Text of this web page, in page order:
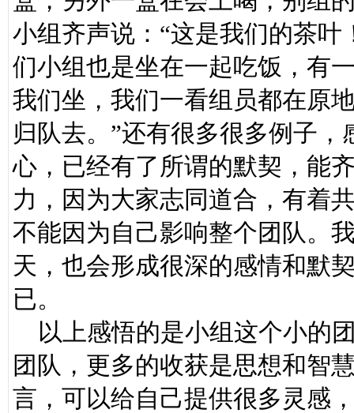
小组齐声说：“这是我们的茶
们小组也是坐在一起吃饭，有
我们坐，我们一看组员都在原
归队去。”还有很多很多例子
心，已经有了所谓的默契，能
力，因为大家志同道合，有着
不能因为自己影响整个团队。
天，也会形成很深的感情和默
已。
以上感悟的是小组这个小的
团队，更多的收获是思想和智
言，可以给自己提供很多灵感